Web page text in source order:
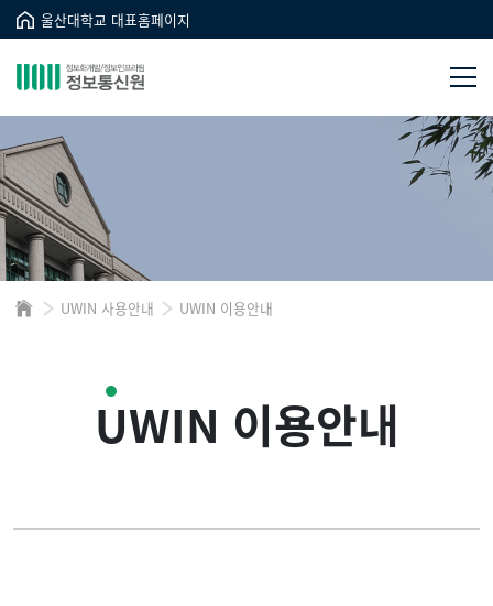
울산대학교 대표홈페이지
UWIN 사용안내 UWIN 이용안내
UWIN 이용안내